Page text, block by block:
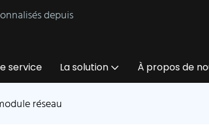
depuis
service La solution À propos de
réseau